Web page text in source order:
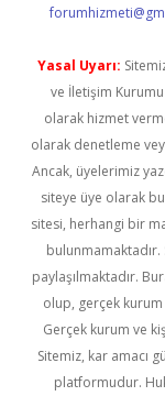
Yasal Uyarı:
ve İletişim Kurumu
olarak hizmet
olarak denetleme
Ancak, üyelerimiz
siteye üye olarak
sitesi, herhangi bir
bulunmamaktadır.
paylaşılmaktadır.
olup, gerçek kurum
Gerçek kurum ve
Sitemiz, kar amacı
platformudur.